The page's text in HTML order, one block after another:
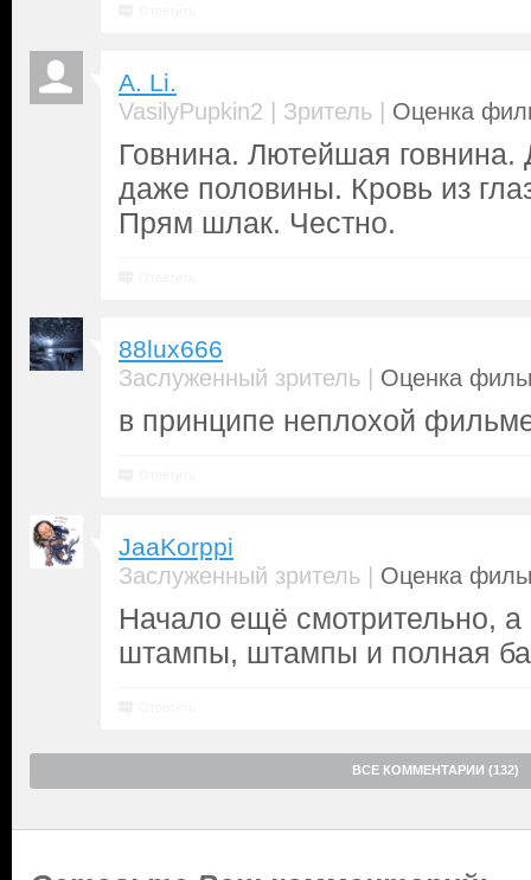
A. Li.
VasilyPupkin2 | Зритель | Оценка
Говнина. Лютейшая говнина.
даже половины. Кровь из
Прям шлак. Честно.
88lux666
Заслуженный зритель | Оценка
в принципе неплохой
JaaKorppi
Заслуженный зритель | Оценка
Начало ещё смотрительно, а
штампы, штампы и полная
ВСЕ КОММЕНТАРИИ (132)